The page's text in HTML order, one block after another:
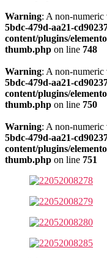
Warning: A non-numeric
5bdc-479d-aa21-
content/plugins/
thumb.php on line 748
Warning: A non-numeric
5bdc-479d-aa21-
content/plugins/
thumb.php on line 750
Warning: A non-numeric
5bdc-479d-aa21-
content/plugins/
thumb.php on line 751